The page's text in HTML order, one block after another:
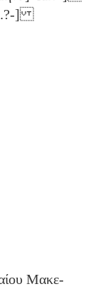
]
Μακε-